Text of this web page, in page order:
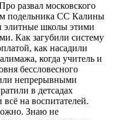
развал московского
подельника СС Калины
элитные школы этими
Как загубили систему
как насадили
когда учитель и
бессловесного
непрерывными
в детсадах
на воспитателей.
Знаю не